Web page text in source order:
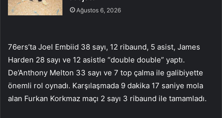
Ağustos 6, 2026
76ers’ta Joel Embiid 38 sayı, 12 ribaund, 5 asist, James
Harden 28 sayı ve 12 asistle “double double” yaptı.
De’Anthony Melton 33 sayı ve 7 top çalma ile galibiyette
önemli rol oynadı. Karşılaşmada 9 dakika 17 saniye mola
alan Furkan Korkmaz maçı 2 sayı 3 ribaund ile tamamladı.